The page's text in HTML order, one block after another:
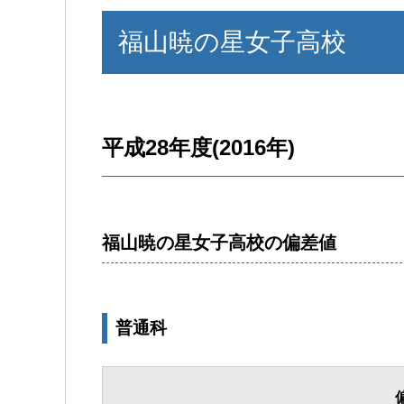
福山暁の星女子高校
平成28年度(2016年)
福山暁の星女子高校の偏差値
普通科